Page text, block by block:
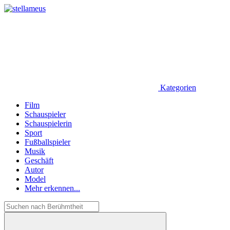
Kategorien
Film
Schauspieler
Schauspielerin
Sport
Fußballspieler
Musik
Geschäft
Autor
Model
Mehr erkennen...